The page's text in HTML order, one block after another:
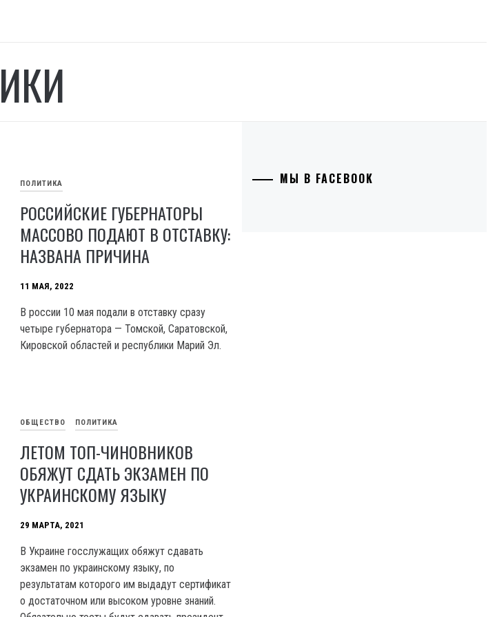
ПОЛИТИКА
РОССИЙСКИЕ ГУБЕРНАТОРЫ
МАССОВО ПОДАЮТ В ОТСТАВКУ:
НАЗВАНА ПРИЧИНА
11 МАЯ, 2022
В россии 10 мая подали в отставку сразу
четыре губернатора — Томской, Саратовской,
Кировской областей и республики Марий Эл.
ОБЩЕСТВО ПОЛИТИКА
ЛЕТОМ ТОП-ЧИНОВНИКОВ
ОБЯЖУТ СДАТЬ ЭКЗАМЕН ПО
УКРАИНСКОМУ ЯЗЫКУ
29 МАРТА, 2021
В Украине госслужащих обяжут сдавать
экзамен по украинскому языку, по
результатам которого им выдадут сертификат
о достаточном или высоком уровне знаний.
МЫ В FACEBOOK